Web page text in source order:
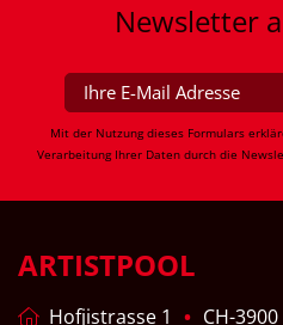
Newsletter
Mit der Nutzung dieses Formulars
Verarbeitung Ihrer Daten durch die
ARTISTPOOL
Hofjistrasse 1
CH-